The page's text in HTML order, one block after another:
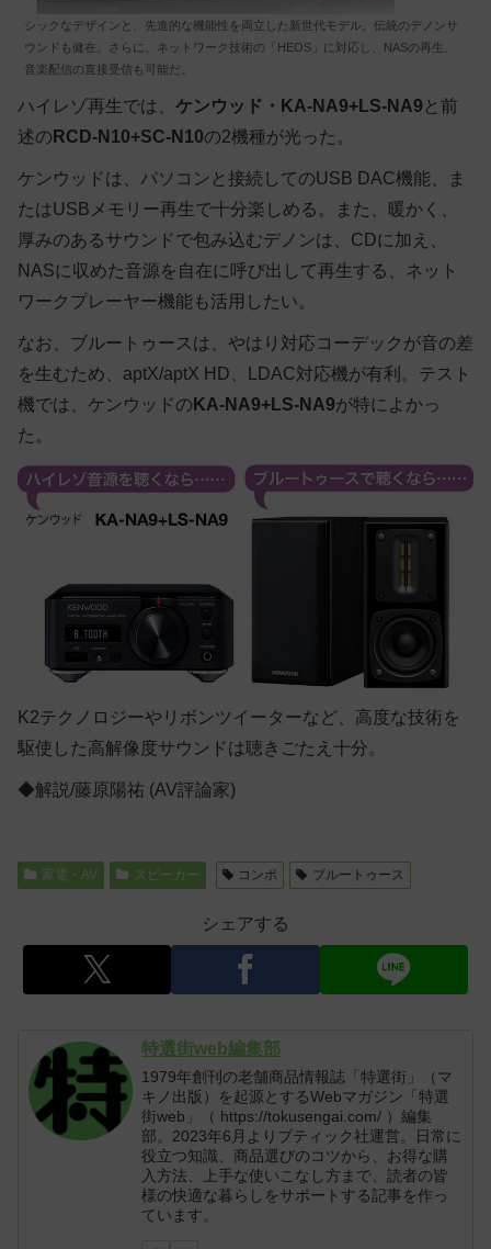
シックなデザインと、先進的な機能性を両立した新世代モデル。伝統のデノンサ
ウンドも健在。さらに、ネットワーク技術の「HEOS」に対応し、NASの再生、
音楽配信の直接受信も可能だ。
ハイレゾ再生では、 ケンウッド・KA-NA9+LS-NA9 と前
述の RCD-N10+SC-N10の2機種が光った。
ケンウッドは、パソコンと接続してのUSB DAC機能、ま
たはUSBメモリー再生で十分楽しめる。また、暖かく、
厚みのあるサウンドで包み込むデノンは、CDに加え、
NASに収めた音源を自在に呼び出して再生する、ネット
ワークプレーヤー機能も活用したい。
なお、ブルートゥースは、やはり対応コーデックが音の差
を生むため、aptX/aptX HD、LDAC対応機が有利。テスト
機では、ケンウッドの KA-NA9+LS-NA9が特によかっ
た。
K2テクノロジーやリボンツイーターなど、高度な技術を
駆使した高解像度サウンドは聴きごたえ十分。
◆解説/藤原陽祐 (AV評論家)
家電・AV スピーカー コンポ ブルートゥース
シェアする
特選街web編集部
1979年創刊の老舗商品情報誌「特選街」（マ
キノ出版）を起源とするWebマガジン「特選
街web」（ https://tokusengai.com/ ）編集
部。2023年6月よりブティック社運営。日常に
役立つ知識、商品選びのコツから、お得な購
入方法、上手な使いこなし方まで、読者の皆
様の快適な暮らしをサポートする記事を作っ
ています。